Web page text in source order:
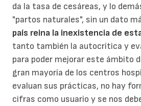
da la tasa de cesáreas, y lo
"partos naturales", sin un dato
país reina la inexistencia de
tanto también la autocrítica y
para poder mejorar este ámbito
gran mayoría de los centros
evaluan sus prácticas, no hay
cifras como usuario y se nos